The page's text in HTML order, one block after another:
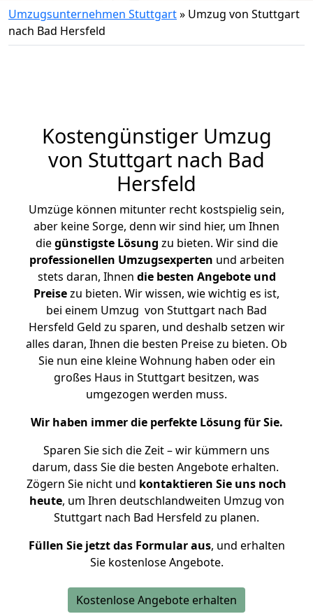
Umzugsunternehmen Stuttgart» Umzug von Stuttgart
nach Bad Hersfeld
Kostengünstiger Umzug
von Stuttgart nach Bad
Hersfeld
Umzüge können mitunter recht kostspielig sein,
aber keine Sorge, denn wir sind hier, um Ihnen
diegünstigste Lösung zu bieten. Wir sind die
professionellen Umzugsexperten und arbeiten
stets daran, Ihnen die besten Angebote und
Preisezu bieten. Wir wissen, wie wichtig es ist,
bei einem Umzug von Stuttgart nach Bad
Hersfeld Geld zu sparen, und deshalb setzen wir
alles daran, Ihnen die besten Preise zu bieten. Ob
Sie nun eine kleine Wohnung haben oder ein
großes Haus in Stuttgart besitzen, was
umgezogen werden muss.
Wir haben immer die perfekte Lösung für Sie.
Sparen Sie sich die Zeit – wir kümmern uns
darum, dass Sie die besten Angebote erhalten.
Zögern Sie nicht und kontaktieren Sie uns noch
heute, um Ihren deutschlandweiten Umzug von
Stuttgart nach Bad Hersfeld zu planen.
Füllen Sie jetzt das Formular aus, und erhalten
Sie kostenlose Angebote.
Kostenlose Angebote erhalten